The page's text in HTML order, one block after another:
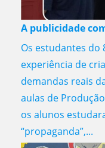
A publicidade
Os estudantes do
experiência de
demandas reais
aulas de
os alunos
“propaganda”,...